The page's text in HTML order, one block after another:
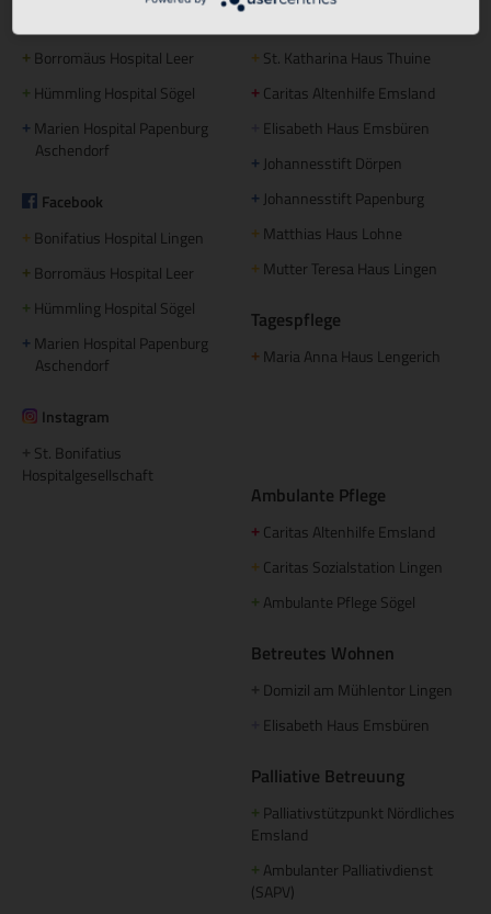
+ Borromäus Hospital Leer
+ Hümmling Hospital Sögel
+ Marien Hospital Papenburg
Aschendorf
Facebook
+ Bonifatius Hospital Lingen
+ Borromäus Hospital Leer
+ Hümmling Hospital Sögel
+ Marien Hospital Papenburg
Aschendorf
Instagram
St. Bonifatius
Hospitalgesellschaft
+ St. Katharina Haus Thuine
+ Caritas Altenhilfe Emsland
Elisabeth Haus Emsbüren
+ Johannesstift Dörpen
+ Johannesstift Papenburg
+ Matthias Haus Lohne
+ Mutter Teresa Haus Lingen
Tagespflege
+ Maria Anna Haus Lengerich
Ambulante Pflege
+ Caritas Altenhilfe Emsland
+ Caritas Sozialstation Lingen
+ Ambulante Pflege Sögel
Betreutes Wohnen
Domizil am Mühlentor Lingen
Elisabeth Haus Emsbüren
Palliative Betreuung
+ Palliativstützpunkt Nördliches
Emsland
+ Ambulanter Palliativdienst
(SAPV)